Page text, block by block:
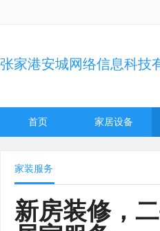
张家港安城网络信息科技
首页 家居设备
家装服务
新房装修，